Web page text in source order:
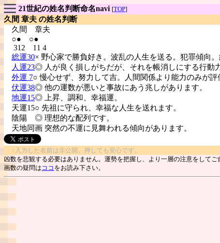
21世紀の姓名判断命名navi [TOP]
久間 章夫 の姓名判断
久間 章夫
○● ○●
312 11 4
総運30× 野心家で勝負好き。波乱の人生を送る。犯罪傾向。
人運23◎ 人が良く損しがちだが、それを帳消しにする行動
外運 7○ 慢心せず、努力して吉。人間関係より能力のみが評
伏運38◎ 他の運数が悪いと事故にあう兆しがあります。
地運15◎ 上昇、調和、幸福運。
天運15○ 先祖に守られ、幸福な人生を送れます。
陰陽 ◎ 理想的な配列です。
天地同画 突然の不運に見舞われる傾向があります。
↑入力した名前は非公開。押しても安心です。
凶数を悲観する必要はありません。運勢を把握し、より一層の注意をしてご
画数の疑問は ココ をお読み下さい。